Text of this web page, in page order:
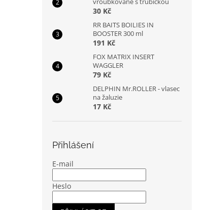
30 Kč
RR BAITS BOILIES IN
BOOSTER 300 ml
191 Kč
FOX MATRIX INSERT
WAGGLER
79 Kč
DELPHIN Mr.ROLLER - vlasec
na žaluzie
17 Kč
Přihlášení
E-mail
Heslo